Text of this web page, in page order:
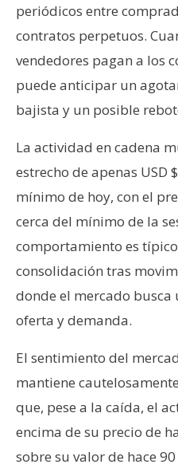
periódicos entre
contratos perpetuos.
vendedores pagan a los
puede anticipar un
bajista y un posible
La actividad en cadena
estrecho de apenas USD
mínimo de hoy, con el
cerca del mínimo de la
comportamiento es
consolidación tras
donde el mercado
oferta y demanda.
El sentimiento del
mantiene
que, pese a la caída, el
encima de su precio de
sobre su valor de hace